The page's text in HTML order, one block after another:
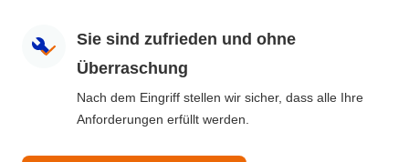
Sie sind zufrieden und ohne
Überraschung
Nach dem Eingriff stellen wir sicher, dass alle Ihre
Anforderungen erfüllt werden.